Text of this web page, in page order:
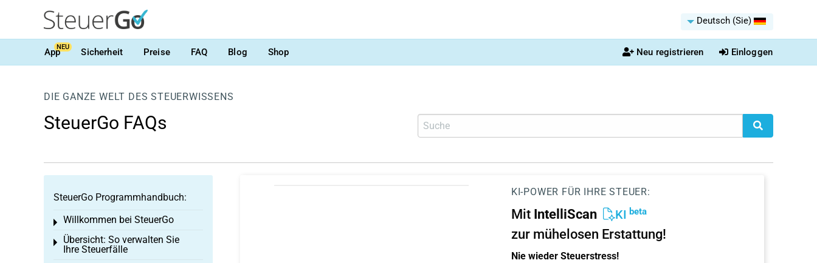
Deutsch (Sie)
AppNEU Sicherheit Preise FAQ Blog Shop Neu registrieren Einloggen
DIE GANZE WELT DES STEUERWISSENS
SteuerGo FAQs
KI-POWER FÜR IHRE STEUER:
Mit IntelliScan KI beta
zur mühelosen Erstattung!
Nie wieder Steuerstress!
SteuerGo Programmhandbuch:
Willkommen bei SteuerGo
Toggle menu
Übersicht: So verwalten Sie
Ihre Steuerfälle
Toggle menu